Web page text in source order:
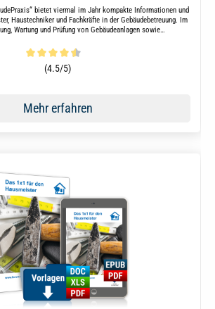
bietet viermal im Jahr kompakte Informationen und
Haustechniker und Fachkräfte in der Gebäudebetreuung. Im
Wartung und Prüfung von Gebäudeanlagen sowie
von 4.5 von 5 Sternen
(4.5/5)
Mehr erfahren